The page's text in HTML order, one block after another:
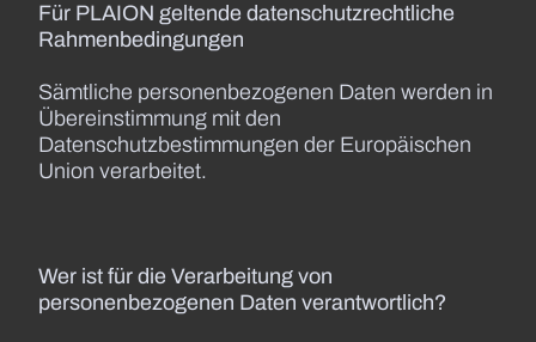
Für PLAION geltende datenschutzrechtliche
Rahmenbedingungen
Sämtliche personenbezogenen Daten werden in
Übereinstimmung mit den
Datenschutzbestimmungen der Europäischen
Union verarbeitet.
Wer ist für die Verarbeitung von
personenbezogenen Daten verantwortlich?